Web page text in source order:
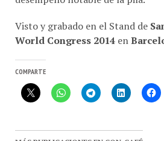
Visto y grabado en el Stand de
World Congress 2014en